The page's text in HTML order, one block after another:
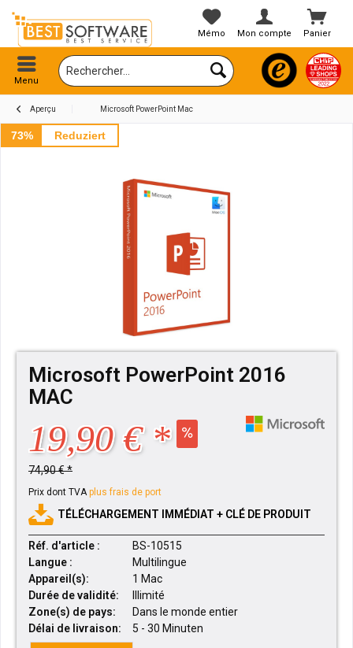
Panier
Mémo Mon compte
Menu
Aperçu Microsoft PowerPoint Mac
73% Reduziert
Microsoft PowerPoint 2016
MAC
19,90 € *
74,90 € *
Prix dont TVAplus frais de port
TÉLÉCHARGEMENT IMMÉDIAT + CLÉ DE PRODUIT
Réf. d'article :
BS-10515
Langue :
Multilingue
Appareil(s):
1 Mac
Durée de validité:
Illimité
Zone(s) de pays:
Dans le monde entier
Délai de livraison:
5 - 30 Minuten